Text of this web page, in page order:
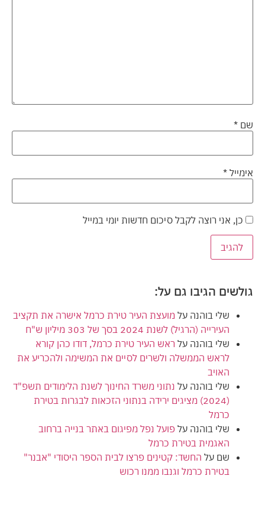
שם *
אימייל *
כן, אני רוצה לקבל סיכום חדשות יומי במייל
גולשים הגיבו גם על:
שלי בוהנה על מועצת העיר טירת כרמל אישרה את תקציב
העירייה (הרגיל) לשנת 2024 בסך של 303 מיליון ש"ח
שלי בוהנה על ראש העיר טירת כרמל, דודו כהן קורא
לראש הממשלה ולשרים לסיים את המשימה ולהכריע את
האויב
שלי בוהנה על נתוני משרד החינוך לשנת הלימודים תשפ"ד
(2024) מציגים ירידה בנתוני הזכאות לבגרות בטירת
כרמל
שלי בוהנה על פועל נפל מפיגום באתר בנייה ברחוב
האגמית בטירת כרמל
שם על החשד: קטינים פרצו לבית הספר היסודי "אבנר"
בטירת כרמל וגנבו ממנו רכוש